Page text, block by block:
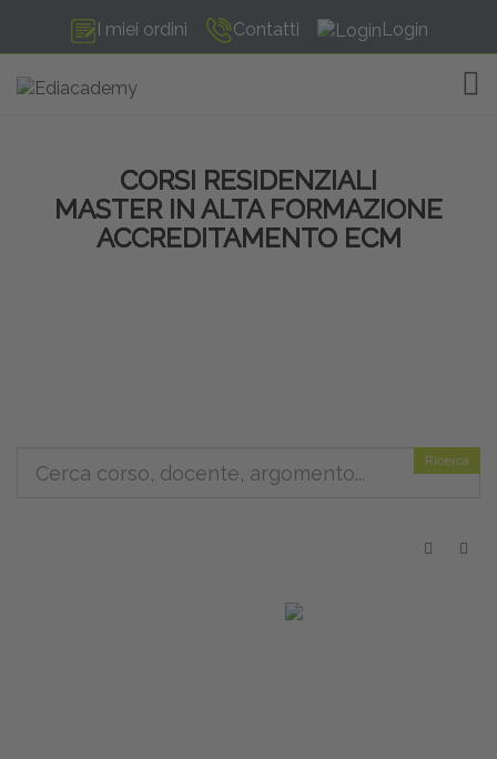
I miei ordini Contatti Login
CORSI RESIDENZIALI
MASTER IN ALTA FORMAZIONE
ACCREDITAMENTO ECM
Ricerca